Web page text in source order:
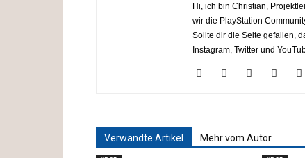
Hi, ich bin Christian,
wir die PlayStation
Sollte dir die Seite gefallen,
Instagram, Twitter und
Verwandte Artikel Mehr vom Autor